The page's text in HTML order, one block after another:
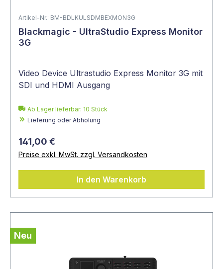
Artikel-Nr.: BM-BDLKULSDMBEXMON3G
Blackmagic - UltraStudio Express Monitor
3G
Video Device Ultrastudio Express Monitor 3G mit
SDI und HDMI Ausgang
Ab Lager lieferbar: 10 Stück
Lieferung oder Abholung
141,00 €
Preise exkl. MwSt. zzgl. Versandkosten
In den Warenkorb
Neu